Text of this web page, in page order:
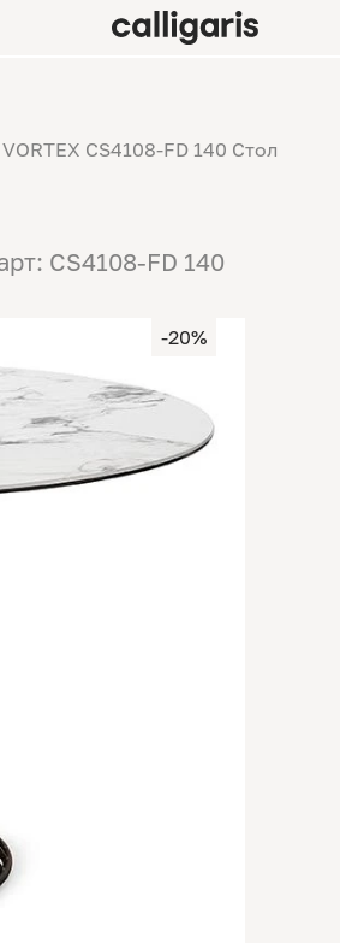
VORTEX CS4108-FD 140 Стол
CS4108-FD 140
-20%